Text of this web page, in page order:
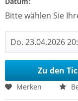
Bitte wählen Sie
Zu den
Merken